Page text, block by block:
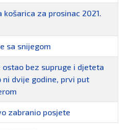
za prosinac 2021.
sa snijegom
ostao bez supruge i djeteta
dvije godine, prvi put
zabranio posjete